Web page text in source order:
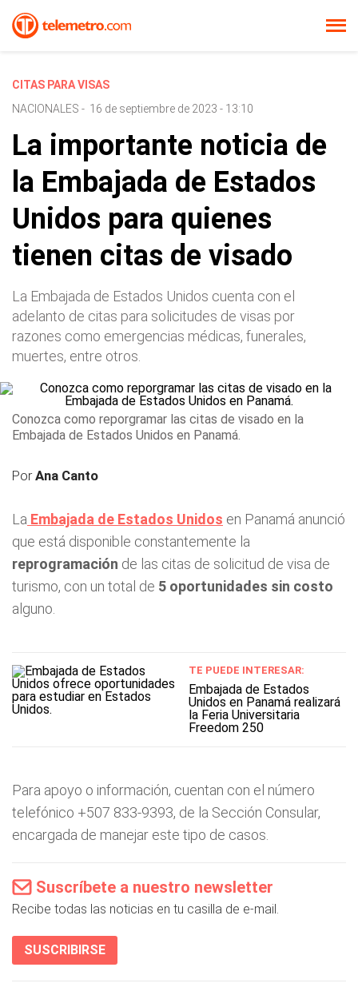
CITAS PARA VISAS
NACIONALES - 16 de septiembre de 2023 - 13:10
La importante noticia de
la Embajada de Estados
Unidos para quienes
tienen citas de visado
La Embajada de Estados Unidos cuenta con el
adelanto de citas para solicitudes de visas por
razones como emergencias médicas, funerales,
muertes, entre otros.
Conozca como reporgramar las citas de visado en la
Embajada de Estados Unidos en Panamá.
PorAna Canto
La Embajada de Estados Unidos en Panamá anunció
que está disponible constantemente la
reprogramación de las citas de solicitud de visa de
turismo, con un total de 5 oportunidades sin costo
alguno.
TE PUEDE INTERESAR:
Embajada de Estados
Unidos en Panamá realizará
la Feria Universitaria
Freedom 250
Para apoyo o información, cuentan con el número
telefónico +507 833-9393, de la Sección Consular,
encargada de manejar este tipo de casos.
Suscríbete a nuestro newsletter
Recibe todas las noticias en tu casilla de e-mail.
SUSCRIBIRSE